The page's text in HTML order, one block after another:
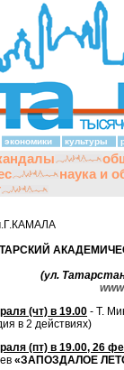
экономики культуры
наука и
(ул.
(чт) в 19.00 - Т.
в 2 действиях)
(пт) в 19.00, 26
«ЗАПОЗДАЛОЕ